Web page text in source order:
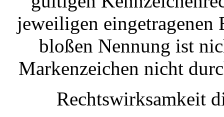
jeweiligen
bloßen Nennung ist
Markenzeichen nicht
Rechtswirksamkeit